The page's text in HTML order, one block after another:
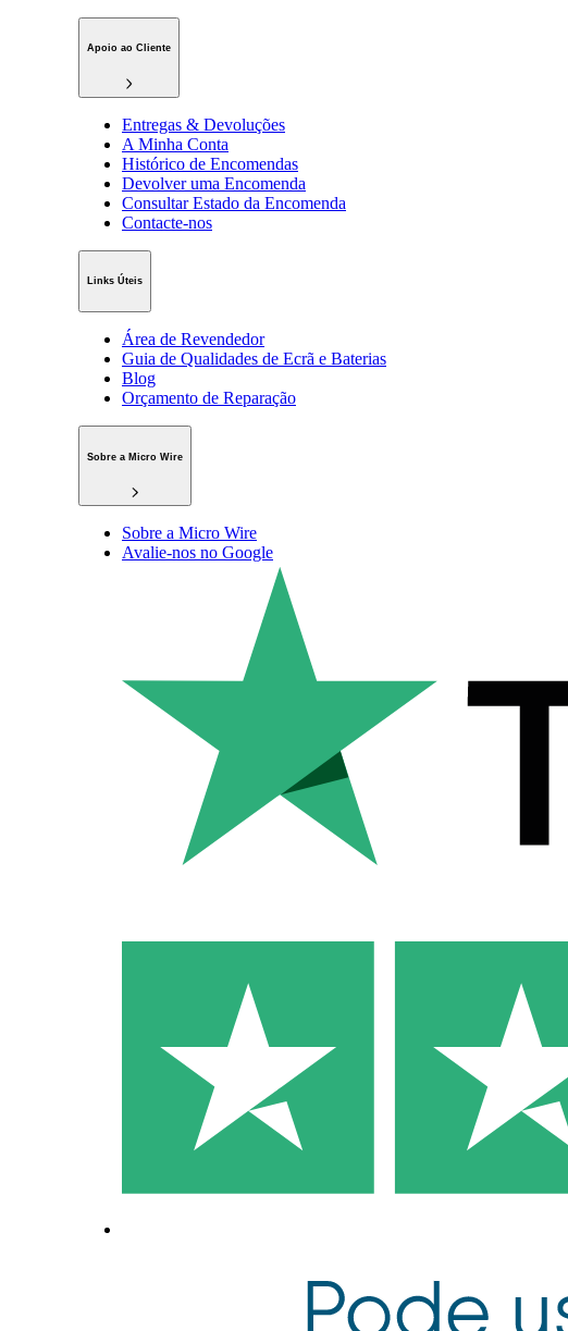
Apoio ao Cliente
Entregas & Devoluções
A Minha Conta
Histórico de Encomendas
Devolver uma Encomenda
Consultar Estado da Encomenda
Contacte-nos
Links Úteis
Área de Revendedor
Guia de Qualidades de Ecrã e Baterias
Blog
Orçamento de Reparação
Sobre a Micro Wire
Sobre a Micro Wire
Avalie-nos no Google